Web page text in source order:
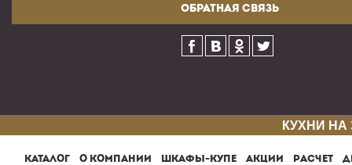
ОБРАТНАЯ СВЯЗЬ
КУХНИ
КАТАЛОГ О КОМПАНИИ ШКАФЫ-КУПЕ АКЦИИ РАСЧЕТ